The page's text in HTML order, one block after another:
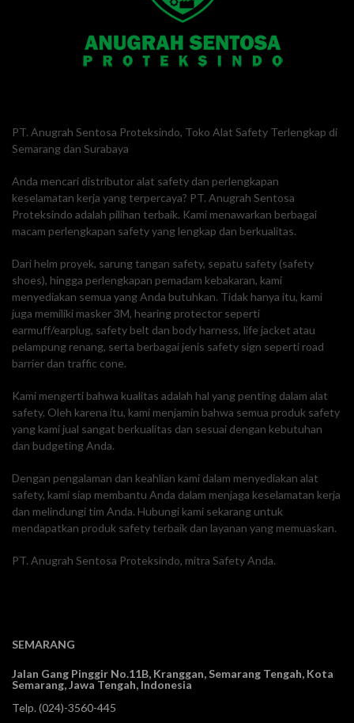
PT. Anugrah Sentosa Proteksindo, Toko Alat Safety Terlengkap di
Semarang dan Surabaya
Anda mencari distributor alat safety dan perlengkapan
keselamatan kerja yang terpercaya? PT. Anugrah Sentosa
Proteksindo adalah pilihan terbaik. Kami menawarkan berbagai
macam perlengkapan safety yang lengkap dan berkualitas.
Dari helm proyek, sarung tangan safety, sepatu safety (safety
shoes), hingga perlengkapan pemadam kebakaran, kami
menyediakan semua yang Anda butuhkan. Tidak hanya itu, kami
juga memiliki masker 3M, hearing protector seperti
earmuff/earplug, safety belt dan body harness, life jacket atau
pelampung renang, serta berbagai jenis safety sign seperti road
barrier dan traffic cone.
Kami mengerti bahwa kualitas adalah hal yang penting dalam alat
safety. Oleh karena itu, kami menjamin bahwa semua produk safety
yang kami jual sangat berkualitas dan sesuai dengan kebutuhan
dan budgeting Anda.
Dengan pengalaman dan keahlian kami dalam menyediakan alat
safety, kami siap membantu Anda dalam menjaga keselamatan kerja
dan melindungi tim Anda. Hubungi kami sekarang untuk
mendapatkan produk safety terbaik dan layanan yang memuaskan.
PT. Anugrah Sentosa Proteksindo, mitra Safety Anda.
SEMARANG
Jalan Gang Pinggir No.11B, Kranggan,Semarang Tengah, Kota
Semarang, Jawa Tengah, Indonesia
Telp. (024)-3560-445